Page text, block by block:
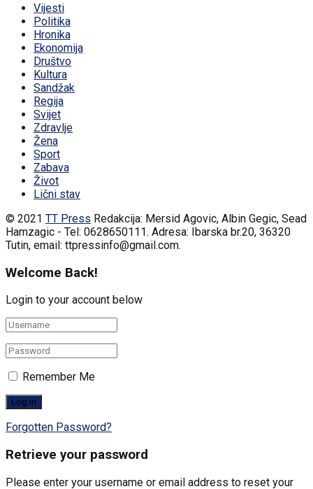
Vijesti
Politika
Hronika
Ekonomija
Društvo
Kultura
Sandžak
Regija
Svijet
Zdravlje
Žena
Sport
Zabava
Život
Lični stav
© 2021 TT Press Redakcija: Mersid Agovic, Albin Gegic, Sead
Hamzagic - Tel: 0628650111. Adresa: Ibarska br.20, 36320
Tutin, email: ttpressinfo@gmail.com.
Welcome Back!
Login to your account below
Remember Me
Forgotten Password?
Retrieve your password
Please enter your username or email address to reset your